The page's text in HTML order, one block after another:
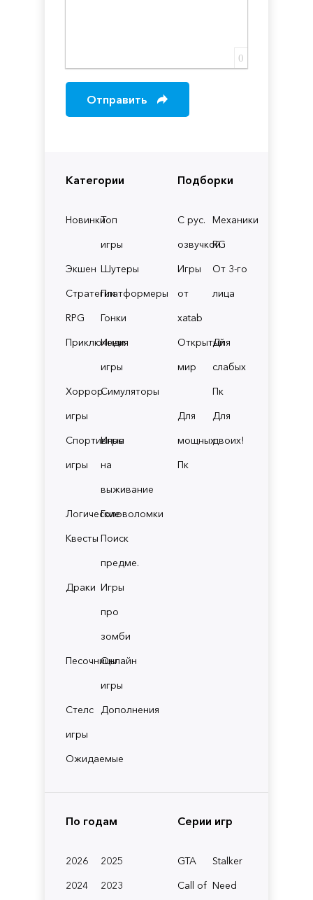
Категории
НовинкиТоп
игры
Экшен Шутеры
СтратегииПлатформеры
RPG
Гонки
Приключения
Инди
игры
Хоррор
игры
Симуляторы
Спортивные
игры
Игры
на
выживание
ЛогическиеГоловоломки
Квесты Поиск
предме.
Драки Игры
про
зомби
ПесочницыОнлайн
игры
Стелс
игры
Дополнения
Ожидаемые
Подборки
С рус.
озвучкой
Механики
RG
Игры
от
xatab
От 3-го
лица
Открытый
мир
Для
слабых
Пк
Для
мощных
Пк
Для
двоих!
По годам
2026
2025
2024
2023
Серии игр
GTA
Stalker
Call of Need
0
Отправить